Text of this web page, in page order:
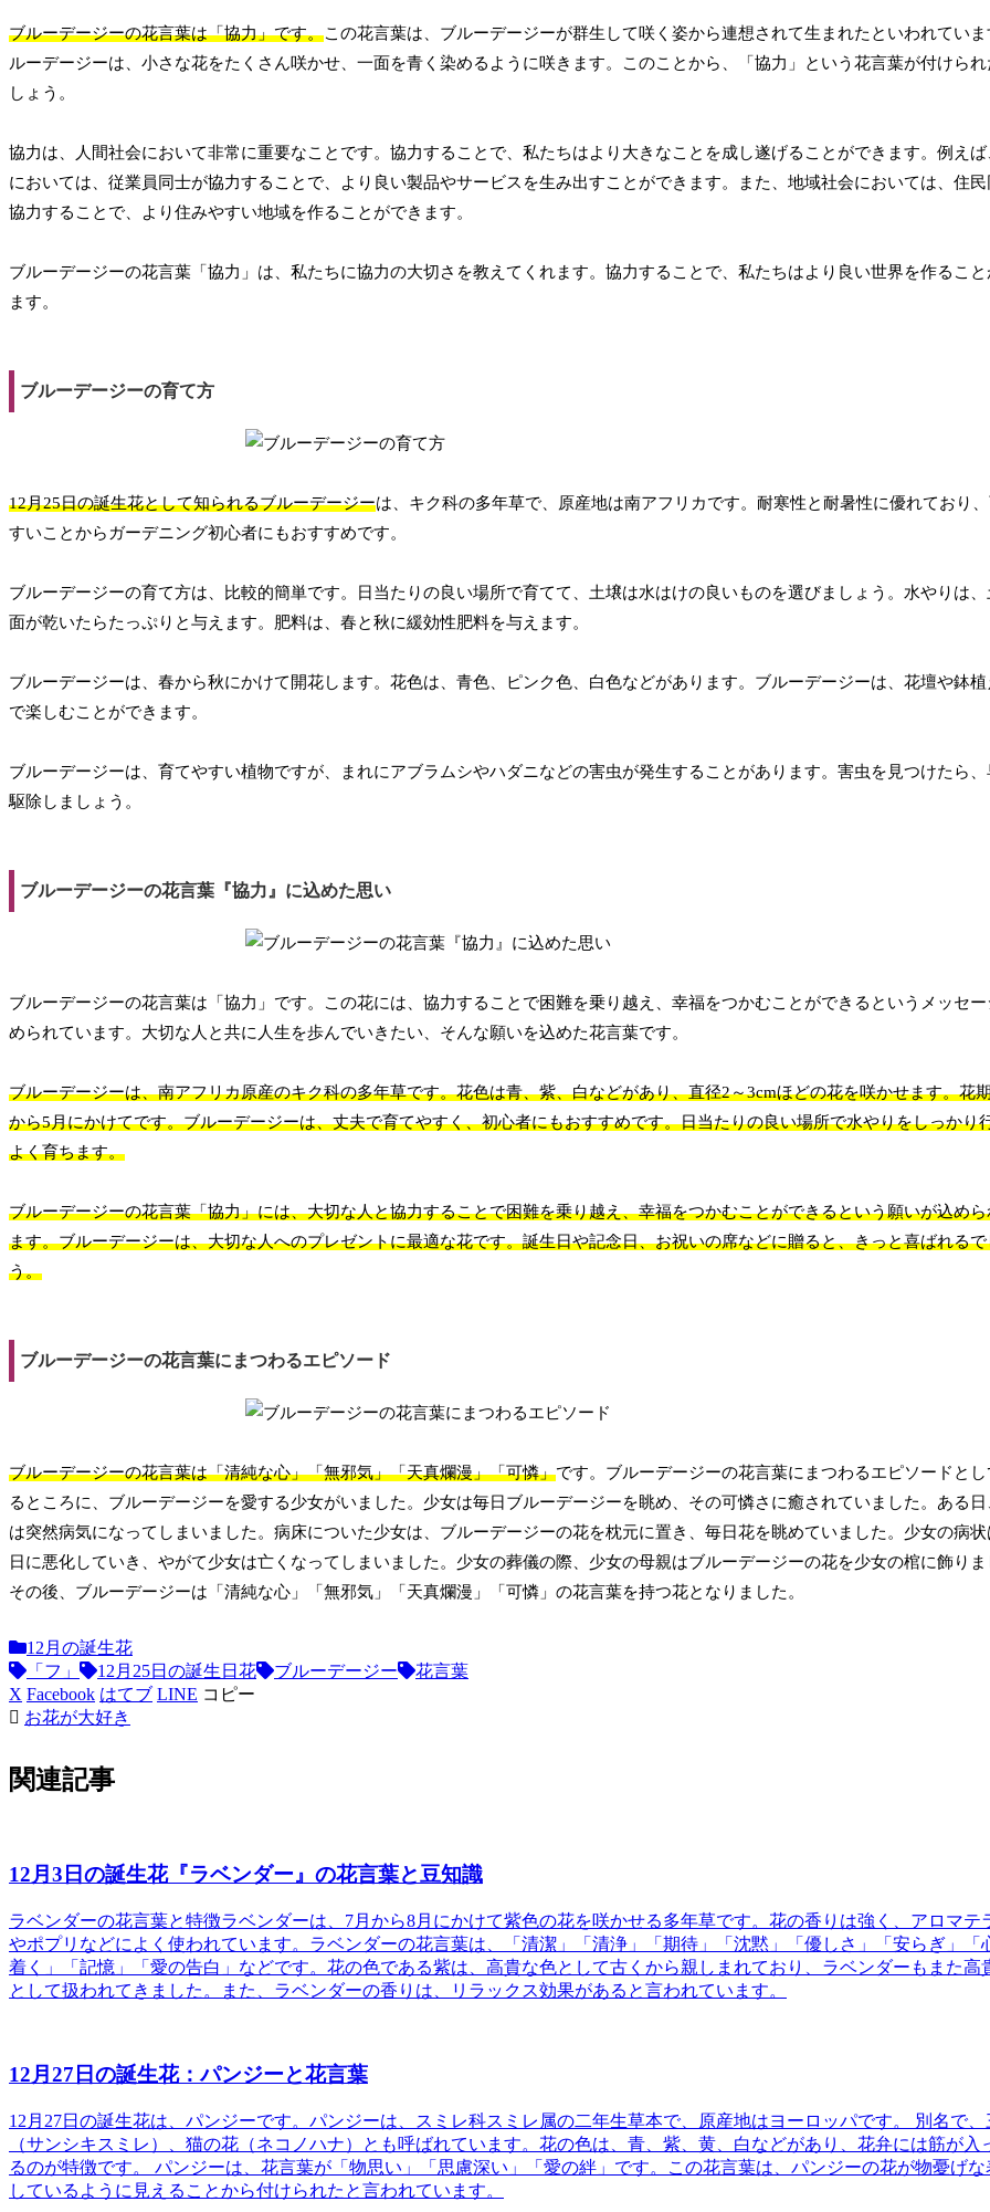
ブルーデージーの花言葉は「協力」です。この花言葉は、ブルーデージーが群生して咲く姿から連想されて生まれたといわれてい
ルーデージーは、小さな花をたくさん咲かせ、一面を青く染めるように咲きます。このことから、「協力」という花言葉が付けら
しょう。
協力は、人間社会において非常に重要なことです。協力することで、私たちはより大きなことを成し遂げることができます。例えば
においては、従業員同士が協力することで、より良い製品やサービスを生み出すことができます。また、地域社会においては、住
協力することで、より住みやすい地域を作ることができます。
ブルーデージーの花言葉「協力」は、私たちに協力の大切さを教えてくれます。協力することで、私たちはより良い世界を作ること
ます。
ブルーデージーの育て方
12月25日の誕生花として知られるブルーデージーは、キク科の多年草で、原産地は南アフリカです。耐寒性と耐暑性に優れており
すいことからガーデニング初心者にもおすすめです。
ブルーデージーの育て方は、比較的簡単です。日当たりの良い場所で育てて、土壌は水はけの良いものを選びましょう。水やりは
面が乾いたらたっぷりと与えます。肥料は、春と秋に緩効性肥料を与えます。
ブルーデージーは、春から秋にかけて開花します。花色は、青色、ピンク色、白色などがあります。ブルーデージーは、花壇や鉢
で楽しむことができます。
ブルーデージーは、育てやすい植物ですが、まれにアブラムシやハダニなどの害虫が発生することがあります。害虫を見つけたら、
駆除しましょう。
ブルーデージーの花言葉『協力』に込めた思い
ブルーデージーの花言葉は「協力」です。この花には、協力することで困難を乗り越え、幸福をつかむことができるというメッセー
められています。大切な人と共に人生を歩んでいきたい、そんな願いを込めた花言葉です。
ブルーデージーは、南アフリカ原産のキク科の多年草です。花色は青、紫、白などがあり、直径2～3cmほどの花を咲かせます。花
から5月にかけてです。ブルーデージーは、丈夫で育てやすく、初心者にもおすすめです。日当たりの良い場所で水やりをしっかり
よく育ちます。
ブルーデージーの花言葉「協力」には、大切な人と協力することで困難を乗り越え、幸福をつかむことができるという願いが込め
ます。ブルーデージーは、大切な人へのプレゼントに最適な花です。誕生日や記念日、お祝いの席などに贈ると、きっと喜ばれるで
う。
ブルーデージーの花言葉にまつわるエピソード
ブルーデージーの花言葉は「清純な心」「無邪気」「天真爛漫」「可憐」です。ブルーデージーの花言葉にまつわるエピソードとし
るところに、ブルーデージーを愛する少女がいました。少女は毎日ブルーデージーを眺め、その可憐さに癒されていました。ある
は突然病気になってしまいました。病床についた少女は、ブルーデージーの花を枕元に置き、毎日花を眺めていました。少女の病状
日に悪化していき、やがて少女は亡くなってしまいました。少女の葬儀の際、少女の母親はブルーデージーの花を少女の棺に飾りま
その後、ブルーデージーは「清純な心」「無邪気」「天真爛漫」「可憐」の花言葉を持つ花となりました。
12月の誕生花
「フ」
12月25日の誕生日花 ブルーデージー
花言葉
X Facebook はてブ LINE コピー
お花が大好き
関連記事
12月3日の誕生花『ラベンダー』の花言葉と豆知識
ラベンダーの花言葉と特徴ラベンダーは、7月から8月にかけて紫色の花を咲かせる多年草です。花の香りは強く、アロマテ
やポプリなどによく使われています。ラベンダーの花言葉は、「清潔」「清浄」「期待」「沈黙」「優しさ」「安らぎ」「
着く」「記憶」「愛の告白」などです。花の色である紫は、高貴な色として古くから親しまれており、ラベンダーもまた高
として扱われてきました。また、ラベンダーの香りは、リラックス効果があると言われています。
12月27日の誕生花：パンジーと花言葉
12月27日の誕生花は、パンジーです。パンジーは、スミレ科スミレ属の二年生草本で、原産地はヨーロッパです。
別名で
（サンシキスミレ）、猫の花（ネコノハナ）とも呼ばれています。花の色は、青、紫、黄、白などがあり、花弁には筋が入
るのが特徴です。
パンジーは、花言葉が「物思い」「思慮深い」「愛の絆」です。この花言葉は、パンジーの花が物憂げな
しているように見えることから付けられたと言われています。